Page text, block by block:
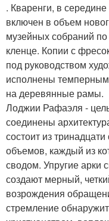
. Кваренги, в
включен в объем
музейных собраний
кленце. Копии с
под руководством
исполнены
на деревянные рамы.
Лоджии Рафаэля -
соединены
состоит из
объемов, каждый из
сводом. Упругие
создают мерный,
возрождения
стремление